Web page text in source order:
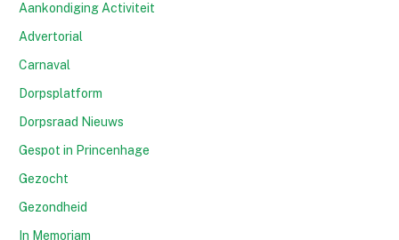
Aankondiging Activiteit
Advertorial
Carnaval
Dorpsplatform
Dorpsraad Nieuws
Gespot in Princenhage
Gezocht
Gezondheid
In Memoriam